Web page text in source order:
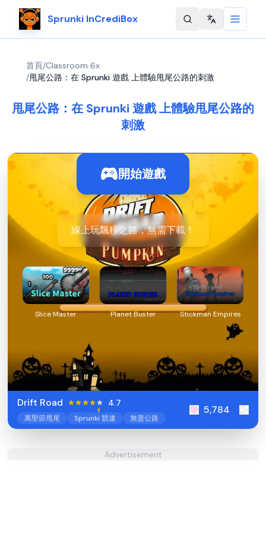
Sprunki InCrediBox Change
首頁/Classroom 6x
/甩尾公路：在 Sprunki 遊戲 上體驗甩尾公路的刺激
甩尾公路：在 Sprunki 遊戲 上體驗甩尾公路的
刺激
開始遊戲
線上玩飄移之路，無需下載！
Slice Master Planet Buster Stickman Empires
Drift Road 4.7
萬聖節甩尾 Sprunki 競速 無盡公路
5,784
Advertisement